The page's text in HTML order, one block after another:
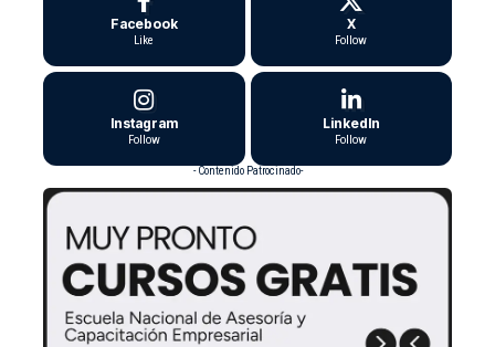
Facebook
Like
X
Follow
Instagram
Follow
LinkedIn
Follow
- Contenido Patrocinado-